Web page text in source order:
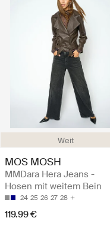
Weit
MOS MOSH
MMDara Hera Jeans -
Hosen mit weitem Bein
24 25 26 27 28
119.99 €